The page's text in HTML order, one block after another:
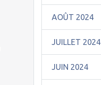
AOÛT 2024
JUILLET 2024
JUIN 2024